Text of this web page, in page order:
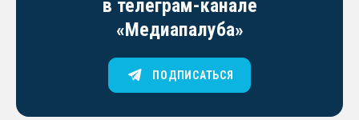
в телеграм-канале
«Медиапалуба»
ПОДПИСАТЬСЯ